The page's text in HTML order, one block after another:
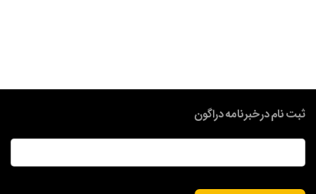
ثبت نام در خبرنامه دراگون
ایمیل*